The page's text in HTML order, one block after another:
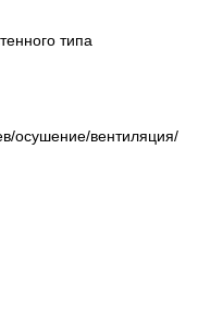
типа
осушение/вентиляция/